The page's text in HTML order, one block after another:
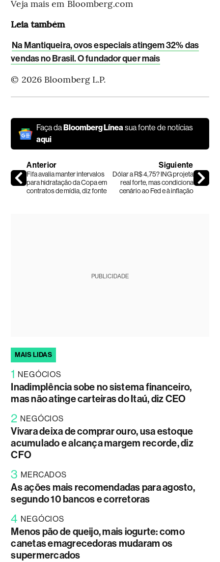
Veja mais em Bloomberg.com
Leia também
Na Mantiqueira, ovos especiais atingem 32% das
vendas no Brasil. O fundador quer mais
© 2026 Bloomberg L.P.
Faça daBloomberg Líneasua fonte de notícias
aqui
Anterior
Fifa avalia manter intervalos
para hidratação da Copa em
contratos de mídia, diz fonte
Siguiente
Dólar a R$ 4,75? ING projeta
real forte, mas condiciona
cenário ao Fed e à inflação
PUBLICIDADE
MAIS LIDAS
1 NEGÓCIOS
Inadimplência sobe no sistema financeiro,
mas não atinge carteiras do Itaú, diz CEO
2 NEGÓCIOS
Vivara deixa de comprar ouro, usa estoque
acumulado e alcança margem recorde, diz
CFO
3 MERCADOS
As ações mais recomendadas para agosto,
segundo 10 bancos e corretoras
4 NEGÓCIOS
Menos pão de queijo, mais iogurte: como
canetas emagrecedoras mudaram os
supermercados